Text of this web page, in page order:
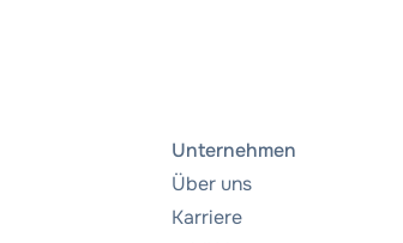
Unternehmen
Über uns
Karriere